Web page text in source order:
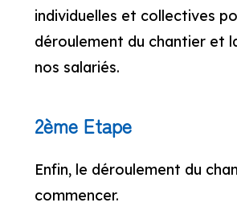
individuelles et collectives
déroulement du chantier et
nos salariés.
2ème Etape
Enfin, le déroulement du
commencer.